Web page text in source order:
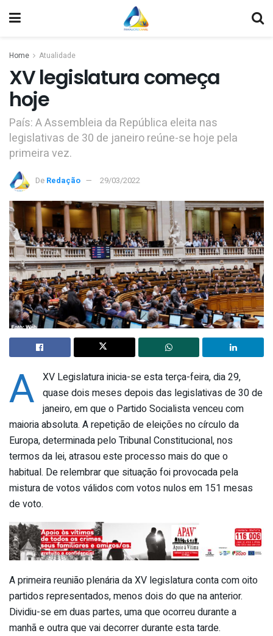
Home Atualidade
XV legislatura começa
hoje
País: A Assembleia da República eleita nas
legislativas de 30 de janeiro reúne-se hoje pela
primeira vez.
De Redação 29/03/2022
A XV Legislatura inicia-se esta terça-feira, dia 29,
quase dois meses depois das legislativas de 30 de
janeiro, em que o Partido Socialista venceu com
maioria absoluta. A repetição de eleições no círculo da
Europa, determinada pelo Tribunal Constitucional, nos
termos da lei, atrasou este processo mais do que o
habitual. De relembrar que situação foi provocada pela
mistura de votos válidos com votos nulos em 151 mesas
de voto.
A primeira reunião plenária da XV legislatura conta com oito
partidos representados, menos dois do que na anterior.
Dividiu-se em duas partes, uma que ocorreu durante a
manhã e outra que vai decorrer durante esta tarde.